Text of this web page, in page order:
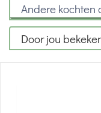
Andere kochten
Door jou